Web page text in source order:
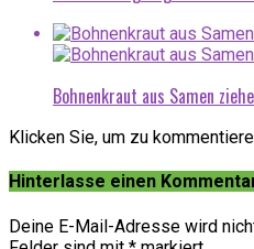
Bohnenkraut aus Samen
Klicken Sie, um zu
Hinterlasse einen
Deine E-Mail-Adresse wird